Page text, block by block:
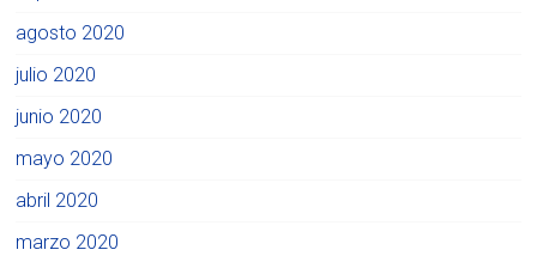
agosto 2020
julio 2020
junio 2020
mayo 2020
abril 2020
marzo 2020